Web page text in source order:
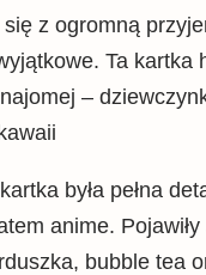
z ogromną
Ta kartka
–
była pełna
anime.
bubble tea